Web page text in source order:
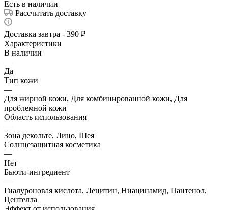
Есть в наличии
Рассчитать доставку
Доставка завтра - 390 ₽
Характеристики
В наличии
—
Да
Тип кожи
—
Для жирной кожи, Для комбинированной кожи, Для
проблемной кожи
Область использования
—
Зона декольте, Лицо, Шея
Солнцезащитная косметика
—
Нет
Бьюти-ингредиент
—
Гиалуроновая кислота, Лецитин, Ниацинамид, Пантенол,
Центелла